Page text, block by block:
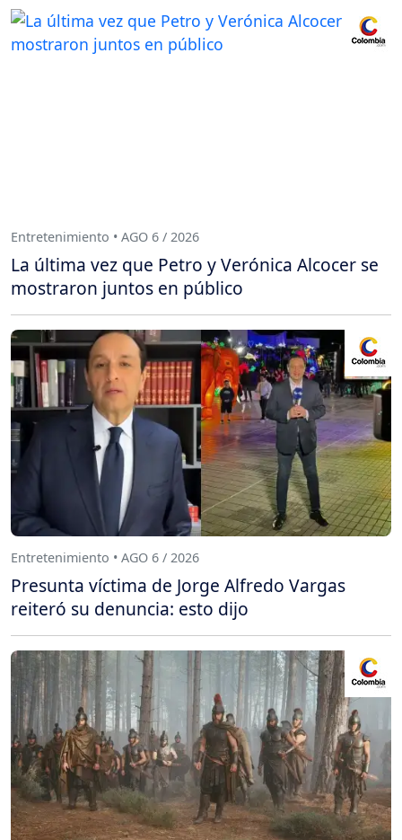
Entretenimiento • AGO 6 / 2026
La última vez que Petro y Verónica Alcocer se
mostraron juntos en público
Entretenimiento • AGO 6 / 2026
Presunta víctima de Jorge Alfredo Vargas
reiteró su denuncia: esto dijo